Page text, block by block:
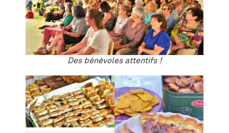
Des bénévoles attentifs !